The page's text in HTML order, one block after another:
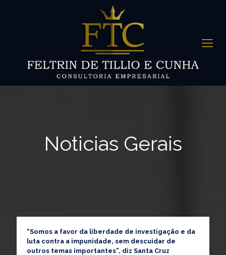
Noticias Gerais
“Somos a favor da liberdade de investigação e da
luta contra a impunidade, sem descuidar de
outros temas importantes”, diz Santa Cruz